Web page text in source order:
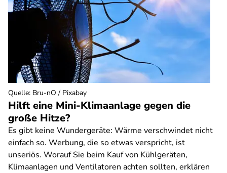
Hilft eine Mini-Klimaanlage gegen die
große Hitze?
Es gibt keine Wundergeräte: Wärme verschwindet nicht
einfach so. Werbung, die so etwas verspricht, ist
unseriös. Worauf Sie beim Kauf von Kühlgeräten,
Klimaanlagen und Ventilatoren achten sollten, erklären
Quelle: Bru-nO / Pixabay